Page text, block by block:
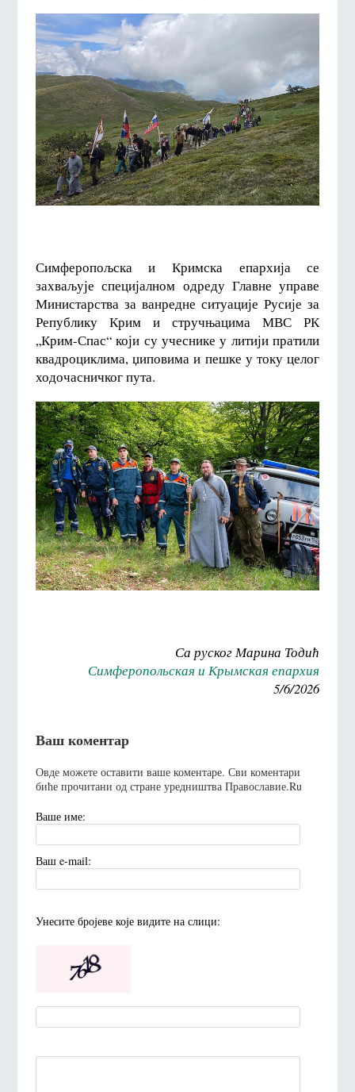
Симферопољска и Кримска епархија се
захваљује специјалном одреду Главне управе
Министарства за ванредне ситуације Русије за
Републику Крим и стручњацима МВС РК
„Крим-Спас“ који су учеснике у литији пратили
квадроциклима, џиповима и пешке у току целог
ходочасничког пута.
Са руског Марина Тодић
Симферопольская и Крымская епархия
5/6/2026
Ваш коментар
Овде можете оставити ваше коментаре. Сви коментари
биће прочитани од стране уредништва Православие.Ru
Ваше име:
Ваш e-mail:
Унесите броjеве коjе видите на слици: